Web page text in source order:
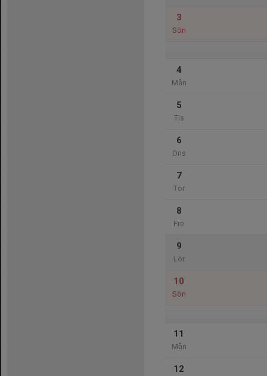
3
Sön
4
Mån
5
Tis
6
Ons
7
Tor
8
Fre
9
Lör
10
Sön
11
Mån
12